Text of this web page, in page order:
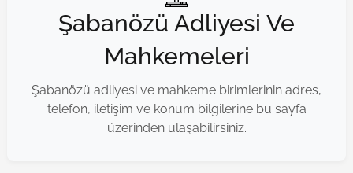
Şabanözü Adliyesi Ve
Mahkemeleri
Şabanözü adliyesi ve mahkeme birimlerinin adres,
telefon, iletişim ve konum bilgilerine bu sayfa
üzerinden ulaşabilirsiniz.